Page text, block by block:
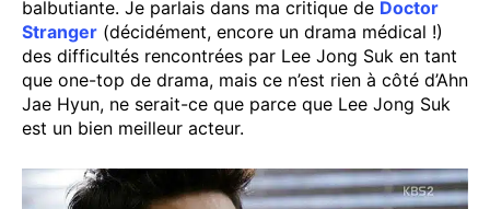
balbutiante. Je parlais dans ma critique de Doctor
Stranger (décidément, encore un drama médical !)
des difficultés rencontrées par Lee Jong Suk en tant
que one-top de drama, mais ce n’est rien à côté d’Ahn
Jae Hyun, ne serait-ce que parce que Lee Jong Suk
est un bien meilleur acteur.